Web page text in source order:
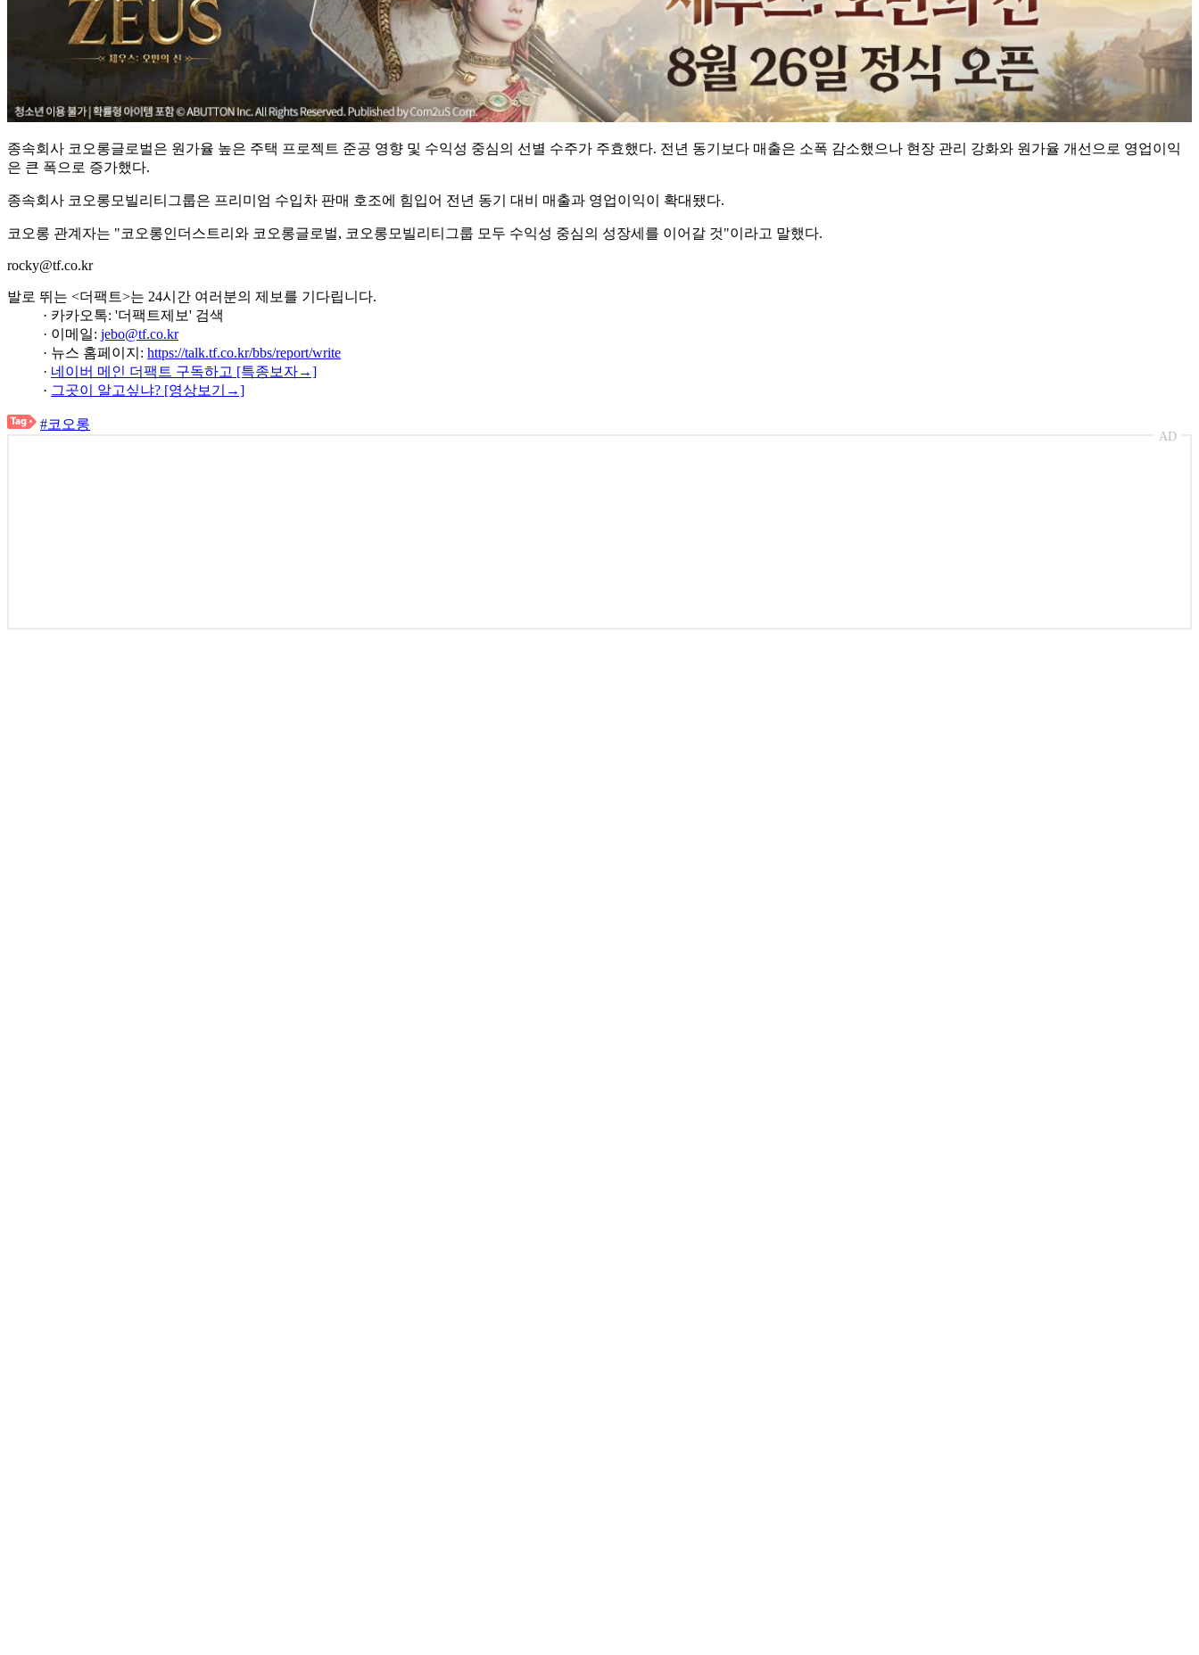
종속회사 코오롱글로벌은 원가율 높은 주택 프로젝트 준공 영향 및 수익성 중심의 선별 수주가 주효했다. 전년 동기보다 매출은 소폭 감소했으나 현장 관리 강화와 원가율 개선으로 영업이익
은 큰 폭으로 증가했다.
종속회사 코오롱모빌리티그룹은 프리미엄 수입차 판매 호조에 힘입어 전년 동기 대비 매출과 영업이익이 확대됐다.
코오롱 관계자는 "코오롱인더스트리와 코오롱글로벌, 코오롱모빌리티그룹 모두 수익성 중심의 성장세를 이어갈 것"이라고 말했다.
rocky@tf.co.kr
발로 뛰는 <더팩트>는 24시간 여러분의 제보를 기다립니다.
· 카카오톡: '더팩트제보' 검색
· 이메일: jebo@tf.co.kr
· 뉴스 홈페이지: https://talk.tf.co.kr/bbs/report/write
· 네이버 메인 더팩트 구독하고 [특종보자→]
· 그곳이 알고싶냐? [영상보기→]
#코오롱
AD